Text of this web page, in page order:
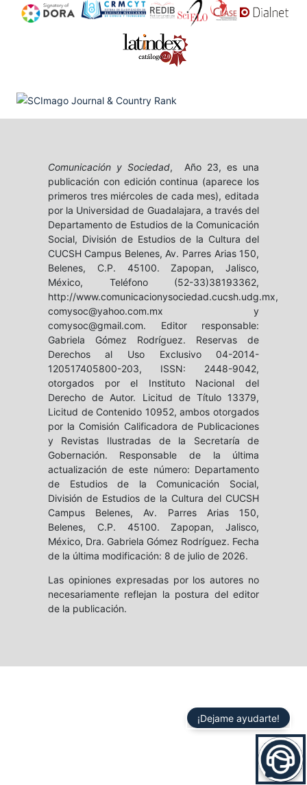
Comunicación y Sociedad, Año 23, es una
publicación con edición continua (aparece los
primeros tres miércoles de cada mes), editada
por la Universidad de Guadalajara, a través del
Departamento de Estudios de la Comunicación
Social, División de Estudios de la Cultura del
CUCSH Campus Belenes, Av. Parres Arias 150,
Belenes, C.P. 45100. Zapopan, Jalisco,
México, Teléfono (52-33)38193362,
http://www.comunicacionysociedad.cucsh.udg.mx,
comysoc@yahoo.com.mx y
comysoc@gmail.com. Editor responsable:
Gabriela Gómez Rodríguez. Reservas de
Derechos al Uso Exclusivo 04-2014-
120517405800-203, ISSN: 2448-9042,
otorgados por el Instituto Nacional del
Derecho de Autor. Licitud de Título 13379,
Licitud de Contenido 10952, ambos otorgados
por la Comisión Calificadora de Publicaciones
y Revistas Ilustradas de la Secretaría de
Gobernación. Responsable de la última
actualización de este número: Departamento
de Estudios de la Comunicación Social,
División de Estudios de la Cultura del CUCSH
Campus Belenes, Av. Parres Arias 150,
Belenes, C.P. 45100. Zapopan, Jalisco,
México, Dra. Gabriela Gómez Rodríguez. Fecha
de la última modificación: 8 de julio de 2026.
Las opiniones expresadas por los autores no
necesariamente reflejan la postura del editor
de la publicación.
¡Dejame ayudarte!